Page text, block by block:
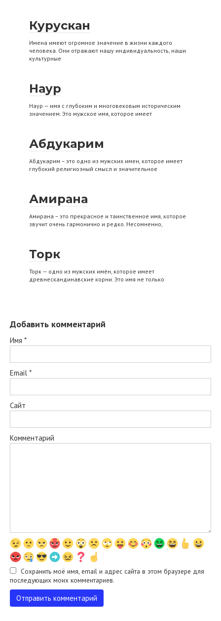
Курускан
Имена имеют огромное значение в жизни каждого
человека. Они отражают нашу индивидуальность, наши
культурные
Наур
Наур — имя с глубоким и многовековым историческим
значением. Это мужское имя, которое имеет
Абдукарим
Абдукарим – это одно из мужских имен, которое имеет
глубокий религиозный смысл и значительное
Амирана
Амирана – это прекрасное и таинственное имя, которое
звучит очень гармонично и редко. Несомненно,
Торк
Торк — одно из мужских имён, которое имеет
древнескандинавские корни. Это имя не только
Добавить комментарий
Имя *
Email *
Сайт
Комментарий
Сохранить моё имя, email и адрес сайта в этом браузере для
последующих моих комментариев.